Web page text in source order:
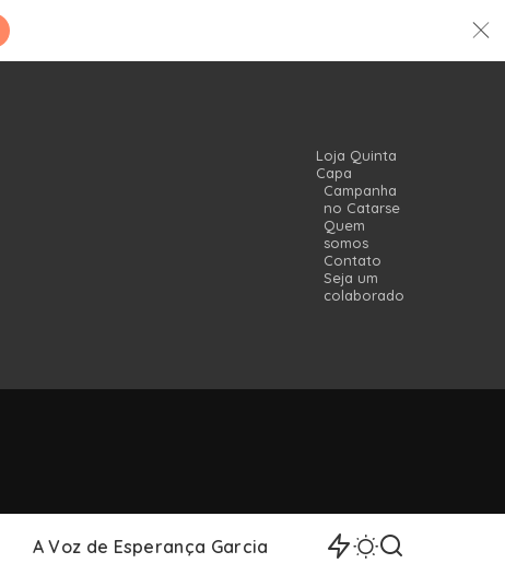
Loja Quinta
Capa
Campanha
no Catarse
Quem
somos
Contato
Seja um
colaborador
A Voz de Esperança Garcia